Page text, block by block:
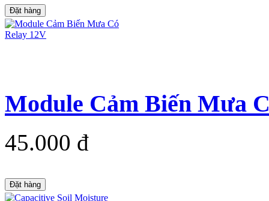
Đặt hàng
Module Cảm Biến Mưa
45.000 đ
Đặt hàng